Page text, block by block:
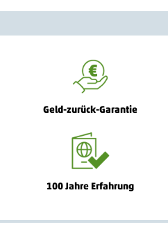
Geld-zurück-Garantie
100 Jahre Erfahrung